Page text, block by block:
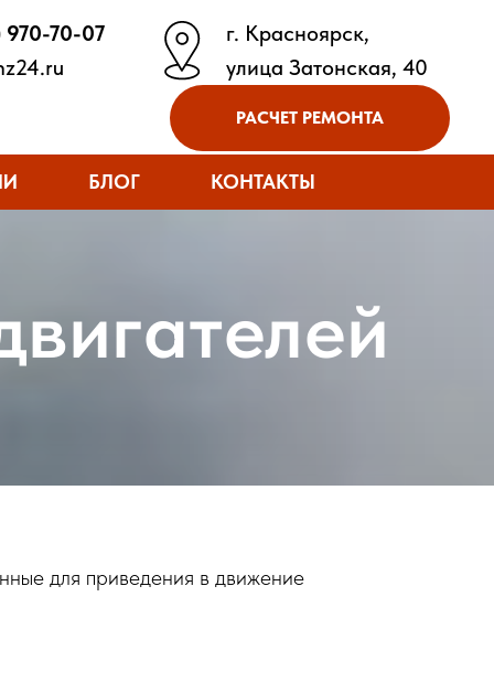
70-07
г. Красноярск,
улица Затонская, 40
РАСЧЕТ РЕМОНТА
БЛОГ КОНТАКТЫ
для приведения в движение